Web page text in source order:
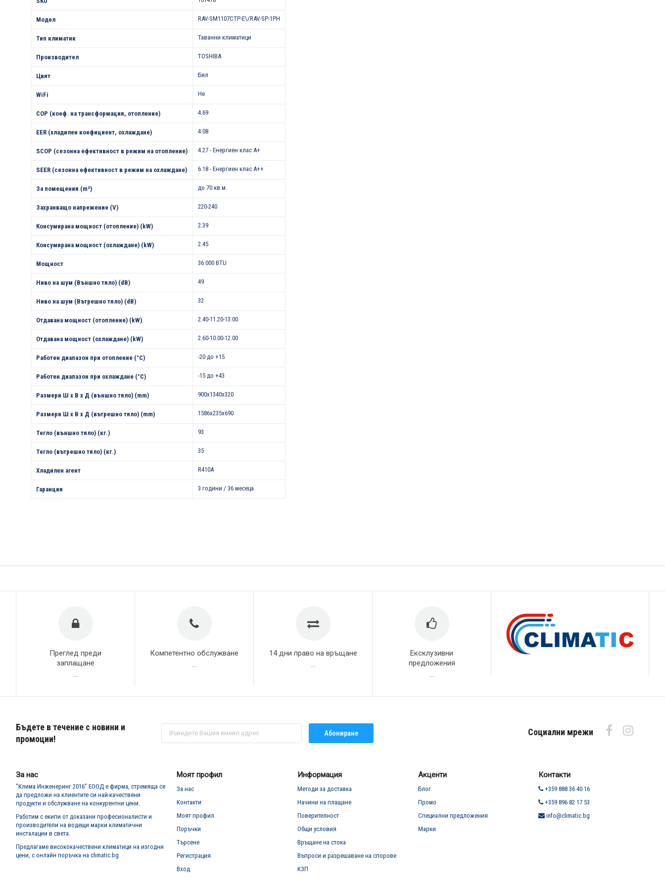
Модел RAV-SM1107CTP-E\/RAV-SP-1PH
Тип климатик Таванни климатици
Производител TOSHIBA
Цвят Бял
WiFi Не
COP (коеф. на трансформация, отопление) 4.69
EER (хладилен коефициент, охлаждане) 4.08
SCOP (сезонна ефективност в режим на отопление) 4.27 - Енергиен клас А+
SEER (сезонна ефективност в режим на охлаждане) 6.18 - Енергиен клас A++
За помещения (m²) до 70 кв.м.
Захранващо напрежение (V) 220-240
Консумирана мощност (отопление) (kW) 2.39
Консумирана мощност (охлаждане) (kW) 2.45
Мощност 36 000 BTU
Ниво на шум (Външно тяло) (dB) 49
Ниво на шум (Вътрешно тяло) (dB) 32
Отдавана мощност (отопление) (kW) 2.40-11.20-13.00
Отдавана мощност (охлаждане) (kW) 2.60-10.00-12.00
Работен диапазон при отопление (°С) -20 до +15
Работен диапазон при охлаждане (°С) -15 до +43
Размери Ш х В х Д (външно тяло) (mm) 900x1340x320
Размери Ш х В х Д (вътрешно тяло) (mm) 1586x235x690
Тегло (външно тяло) (кг.) 93
Тегло (вътрешно тяло) (кг.) 35
Хладилен агент R410A
Гаранция 3 години / 36 месеца
Преглед преди
заплащане
Компетентно обслужване 14 дни право на връщане
Ексклузивни
предложения
Бъдете в течение с новини и
промоции!
Абонирай
за
Абониране Социални мрежи
За нас
"Клима Инженеринг 2016" ЕООД е фирма, стремяща се
да предложи на клиентите си най-качествени
продукти и обслужване на конкурентни цени.
Работим с екипи от доказани професионалисти и
производители на водещи марки климатични
инсталации в света.
Предлагаме висококачествени климатици на изгодни
цени, с онлайн поръчка на climatic.bg
Моят профил
За нас
Контакти
Моят профил
Поръчки
Търсене
Регистрация
Вход
Информация
Методи за доставка
Начини на плащане
Поверителност
Общи условия
Връщане на стока
Въпроси и разрешаване на спорове
КЗП
Акценти
Блог
Промо
Специални предложения
Марки
Контакти
+359 888 36 40 16
+359 896 82 17 53
info@climatic.bg